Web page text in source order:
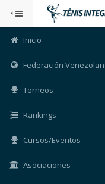
Inicio
Federación
Torneos
Rankings
Cursos/Eventos
Asociaciones